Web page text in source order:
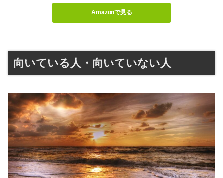
Amazonで見る
向いている人・向いていない人